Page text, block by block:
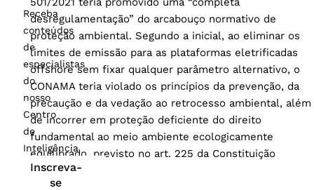
desregulamentação” do arcabouço normativo de
proteção ambiental. Segundo a inicial, ao eliminar os
limites de emissão para as plataformas eletrificadas
offshore sem fixar qualquer parâmetro alternativo, o
CONAMA teria violado os princípios da prevenção, da
precaução e da vedação ao retrocesso ambiental, além
de incorrer em proteção deficiente do direito
fundamental ao meio ambiente ecologicamente
equilibrado, previsto no art. 225 da Constituição
Federal.
Receba
conteúdos
de
especialistas
do
nosso
Centro
de
Inteligência
Inscreva-
se